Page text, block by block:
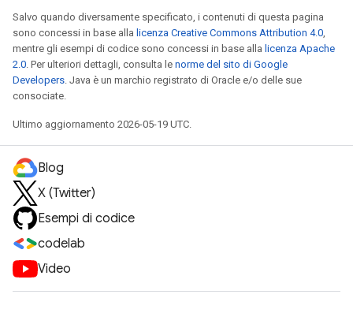
Salvo quando diversamente specificato, i contenuti di questa pagina
sono concessi in base alla licenza Creative Commons Attribution 4.0
mentre gli esempi di codice sono concessi in base alla licenza Apache
2.0 . Per ulteriori dettagli, consulta le norme del sito di Google
Developers . Java è un marchio registrato di Oracle e/o delle sue
consociate.
Ultimo aggiornamento 2026-05-19 UTC.
Blog
X (Twitter)
Esempi di codice
codelab
Video